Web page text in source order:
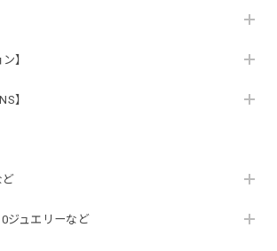
】
】
ど
ジュエリーなど